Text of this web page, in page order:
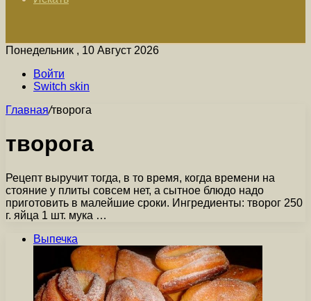
Понедельник , 10 Август 2026
Войти
Switch skin
Главная/творога
творога
Рецепт выручит тогда, в то время, когда времени на
стояние у плиты совсем нет, а сытное блюдо надо
приготовить в малейшие сроки. Ингредиенты: творог 250
г. яйца 1 шт. мука …
Выпечка